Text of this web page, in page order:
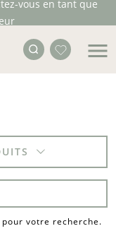
vous en tant que
votre recherche.